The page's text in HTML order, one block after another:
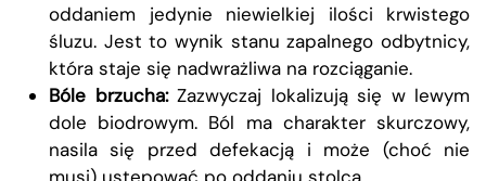
oddaniem jedynie niewielkiej ilości krwistego
śluzu. Jest to wynik stanu zapalnego odbytnicy,
która staje się nadwrażliwa na rozciąganie.
Bóle brzucha:Zazwyczaj lokalizują się w lewym
dole biodrowym. Ból ma charakter skurczowy,
nasila się przed defekacją i może (choć nie